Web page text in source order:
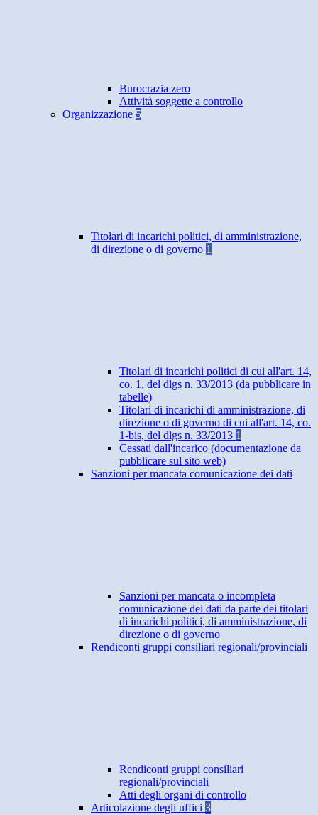
Burocrazia zero
Attività soggette a controllo
Organizzazione 5
Titolari di incarichi politici, di amministrazione,
di direzione o di governo 1
Titolari di incarichi politici di cui all'art. 14,
co. 1, del dlgs n. 33/2013 (da pubblicare in
tabelle)
Titolari di incarichi di amministrazione, di
direzione o di governo di cui all'art. 14, co.
1-bis, del dlgs n. 33/2013 1
Cessati dall'incarico (documentazione da
pubblicare sul sito web)
Sanzioni per mancata comunicazione dei dati
Sanzioni per mancata o incompleta
comunicazione dei dati da parte dei titolari
di incarichi politici, di amministrazione, di
direzione o di governo
Rendiconti gruppi consiliari regionali/provinciali
Rendiconti gruppi consiliari
regionali/provinciali
Atti degli organi di controllo
Articolazione degli uffici 3